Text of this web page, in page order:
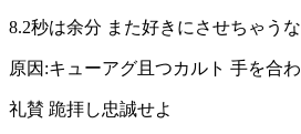
8.2秒は余分 また好きにさせちゃうな
原因:キューアグ且つカルト 手を合
礼賛 跪拝し忠誠せよ